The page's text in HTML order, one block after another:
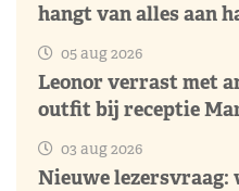
hangt van alles aan
05 aug 2026
Leonor verrast met
outfit bij receptie
03 aug 2026
Nieuwe